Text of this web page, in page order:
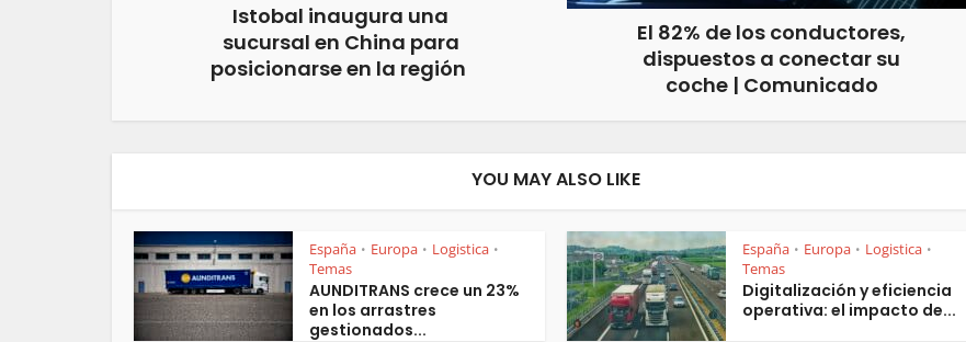
Istobal inaugura una
sucursal en China para
posicionarse en la región
El 82% de los conductores,
dispuestos a conectar su
coche | Comunicado
YOU MAY ALSO LIKE
España • Europa • Logistica •
Temas
AUNDITRANS crece un 23%
en los arrastres
gestionados...
España • Europa • Logistica •
Temas
Digitalización y eficiencia
operativa: el impacto de...